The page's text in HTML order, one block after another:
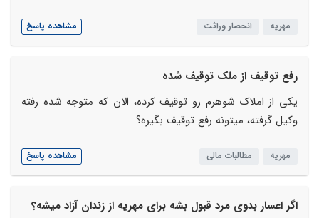
مهریه انحصار وراثت مشاهده پاسخ
رفع توقیف از ملک توقیف شده
یکی از املاک شوهرم رو توقیف کرده، الان که متوجه شده رفته
وکیل گرفته، میتونه رفع توقیف بگیره؟
مهریه مطالبات مالی مشاهده پاسخ
اگر اعسار بدوی مرد قبول بشه برای مهریه از زندان آزاد میشه؟